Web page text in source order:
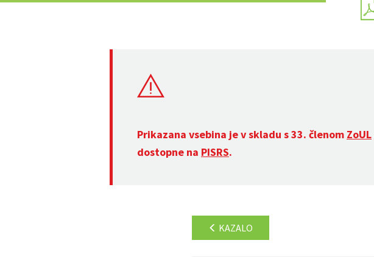
Prikazana vsebina je v skladu s 33. členom ZoUL
dostopne na PISRS.
KAZALO